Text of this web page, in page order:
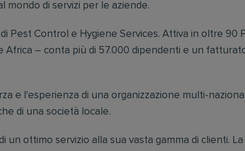
mondo di servizi per le aziende.
di Pest Control e Hygiene Services. Attiva in oltre 90
Africa – conta più di 57.000 dipendenti e un
e l'esperienza di una organizzazione multi-
di una società locale.
un ottimo servizio alla sua vasta gamma di clienti.